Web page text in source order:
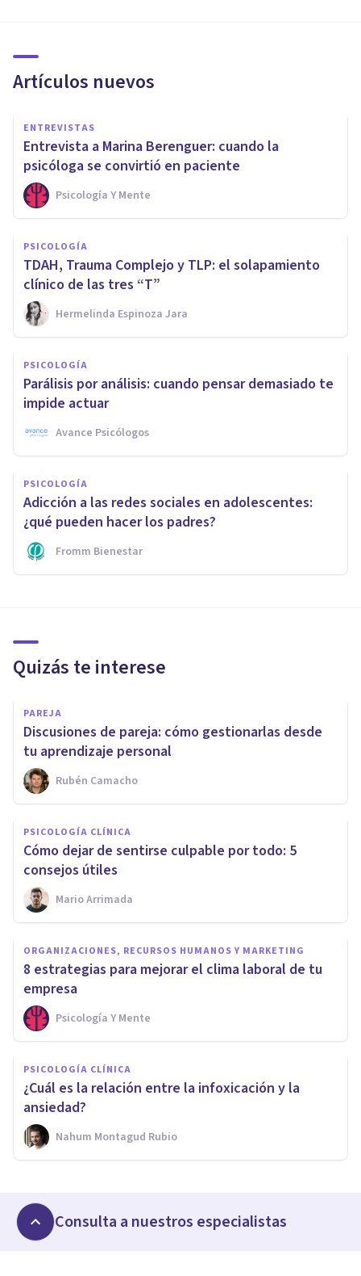
Artículos nuevos
ENTREVISTAS
Entrevista a Marina Berenguer: cuando la
psicóloga se convirtió en paciente
Psicología Y Mente
PSICOLOGÍA
TDAH, Trauma Complejo y TLP: el solapamiento
clínico de las tres “T”
Hermelinda Espinoza Jara
PSICOLOGÍA
Parálisis por análisis: cuando pensar demasiado te
impide actuar
Avance Psicólogos
PSICOLOGÍA
Adicción a las redes sociales en adolescentes:
¿qué pueden hacer los padres?
Fromm Bienestar
Quizás te interese
PAREJA
Discusiones de pareja: cómo gestionarlas desde
tu aprendizaje personal
Rubén Camacho
PSICOLOGÍA CLÍNICA
Cómo dejar de sentirse culpable por todo: 5
consejos útiles
Mario Arrimada
ORGANIZACIONES, RECURSOS HUMANOS Y MARKETING
8 estrategias para mejorar el clima laboral de tu
empresa
Psicología Y Mente
PSICOLOGÍA CLÍNICA
¿Cuál es la relación entre la infoxicación y la
ansiedad?
Nahum Montagud Rubio
Consulta a nuestros especialistas